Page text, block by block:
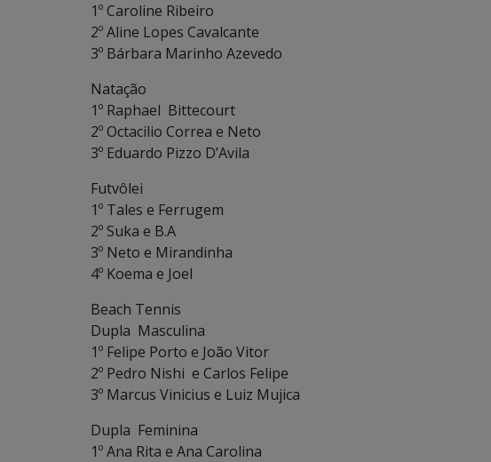
1º Caroline Ribeiro
2º Aline Lopes Cavalcante
3º Bárbara Marinho Azevedo
Natação
1º Raphael Bittecourt
2º Octacilio Correa e Neto
3º Eduardo Pizzo D’Avila
Futvôlei
1º Tales e Ferrugem
2º Suka e B.A
3º Neto e Mirandinha
4º Koema e Joel
Beach Tennis
Dupla Masculina
1º Felipe Porto e João Vitor
2º Pedro Nishi e Carlos Felipe
3º Marcus Vinicius e Luiz Mujica
Dupla Feminina
1º Ana Rita e Ana Carolina